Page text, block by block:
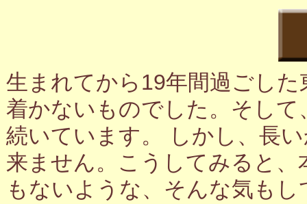
生まれてから19年間過ごし
着かないものでした。そし
続いています。 しかし、長
来ません。こうしてみると
もないような、そんな気も